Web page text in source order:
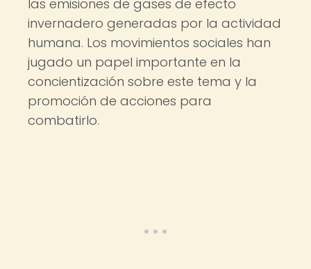
las emisiones de gases de efecto
invernadero generadas por la actividad
humana. Los movimientos sociales han
jugado un papel importante en la
concientización sobre este tema y la
promoción de acciones para
combatirlo.